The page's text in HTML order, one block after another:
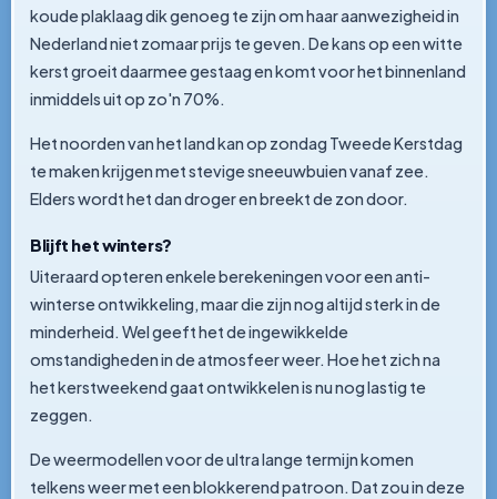
koude plaklaag dik genoeg te zijn om haar aanwezigheid in
Nederland niet zomaar prijs te geven. De kans op een witte
kerst groeit daarmee gestaag en komt voor het binnenland
inmiddels uit op zo'n 70%.
Het noorden van het land kan op zondag Tweede Kerstdag
te maken krijgen met stevige sneeuwbuien vanaf zee.
Elders wordt het dan droger en breekt de zon door.
Blijft het winters?
Uiteraard opteren enkele berekeningen voor een anti-
winterse ontwikkeling, maar die zijn nog altijd sterk in de
minderheid. Wel geeft het de ingewikkelde
omstandigheden in de atmosfeer weer. Hoe het zich na
het kerstweekend gaat ontwikkelen is nu nog lastig te
zeggen.
De weermodellen voor de ultra lange termijn komen
telkens weer met een blokkerend patroon. Dat zou in deze